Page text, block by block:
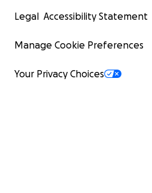
Legal Accessibility Statement
Manage Cookie Preferences
Your Privacy Choices